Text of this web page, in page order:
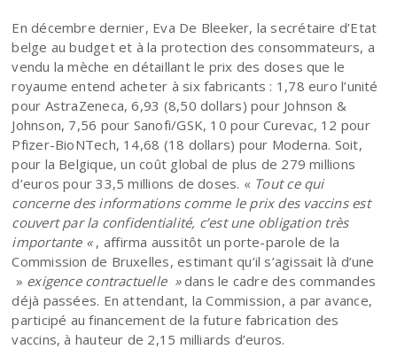
En décembre dernier, Eva De Bleeker, la secrétaire d’Etat
belge au budget et à la protection des consommateurs, a
vendu la mèche en détaillant le prix des doses que le
royaume entend acheter à six fabricants : 1,78 euro l’unité
pour AstraZeneca, 6,93 (8,50 dollars) pour Johnson &
Johnson, 7,56 pour Sanofi/GSK, 10 pour Curevac, 12 pour
Pfizer-BioNTech, 14,68 (18 dollars) pour Moderna. Soit,
pour la Belgique, un coût global de plus de 279 millions
d’euros pour 33,5 millions de doses. « Tout ce qui
concerne des informations comme le prix des vaccins est
couvert par la confidentialité, c’est une obligation très
importante «, affirma aussitôt un porte-parole de la
Commission de Bruxelles, estimant qu’il s’agissait là d’une
» exigence contractuelle »dans le cadre des commandes
déjà passées. En attendant, la Commission, a par avance,
participé au financement de la future fabrication des
vaccins, à hauteur de 2,15 milliards d’euros.